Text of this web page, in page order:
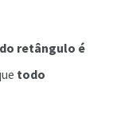
retângulo é
todo